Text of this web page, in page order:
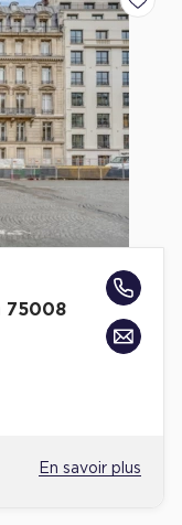
75008
En savoir plus